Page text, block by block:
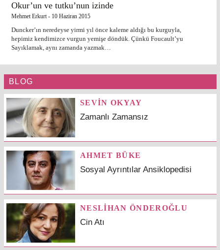
Okur’un ve tutku’nun izinde
Mehmet Erkurt- 10 Haziran 2015
Duncker’ın neredeyse yirmi yıl önce kaleme aldığı bu kurguyla,
hepimiz kendimizce vurgun yemişe döndük. Çünkü Foucault’yu
Sayıklamak, aynı zamanda yazmak…
BLOG
SEVİN OKYAY
Zamanlı Zamansız
AHMET BÜKE
Sosyal Ayrıntılar Ansiklopedisi
NESLİHAN ÖNDEROĞLU
Cin Atı